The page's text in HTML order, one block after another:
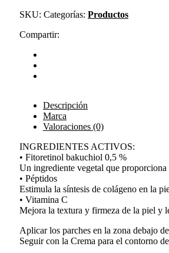
SKU: Categorías: Productos
Compartir:
Descripción
Marca
Valoraciones (0)
INGREDIENTES ACTIVOS:
• Fitoretinol bakuchiol 0,5 %
Un ingrediente vegetal que
• Péptidos
Estimula la síntesis de colágeno en la
• Vitamina C
Mejora la textura y firmeza de la piel y
Aplicar los parches en la zona debajo
Seguir con la Crema para el contorno